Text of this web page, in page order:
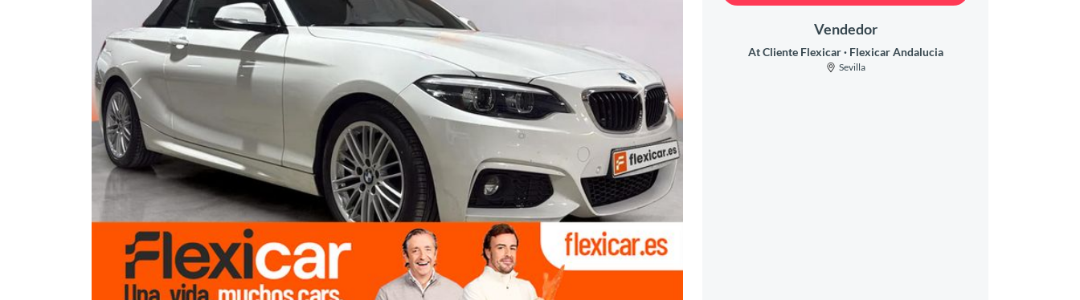
Anterior Siguiente
Vendedor
At Cliente Flexicar Flexicar Andalucia
Sevilla